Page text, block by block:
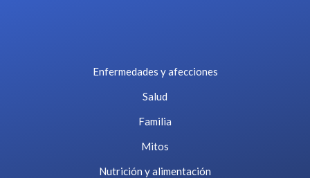
Enfermedades y afecciones
Salud
Familia
Mitos
Nutrición y alimentación